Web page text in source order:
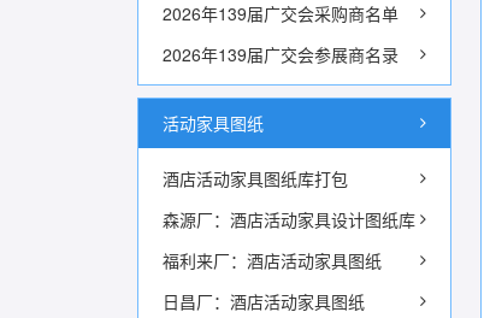
2026年139届广交会采购商名单
2026年139届广交会参展商名录
活动家具图纸
酒店活动家具图纸库打包
森源厂：酒店活动家具设计图纸库
福利来厂：酒店活动家具图纸
日昌厂：酒店活动家具图纸